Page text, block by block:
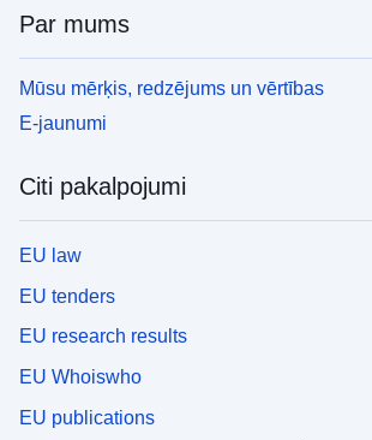
Par mums
Mūsu mērķis, redzējums un vērtības
E-jaunumi
Citi pakalpojumi
EU law
EU tenders
EU research results
EU Whoiswho
EU publications